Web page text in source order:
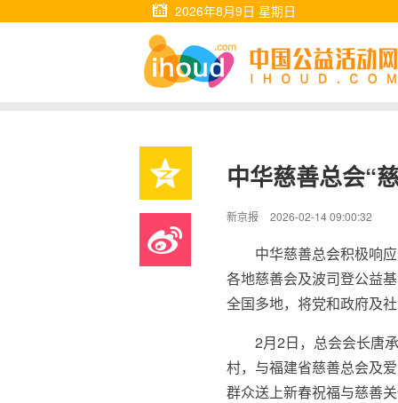
2026年8月9日 星期日
中华慈善总会“
新京报 2026-02-14 09:00:32
中华慈善总会积极响
各地慈善会及波司登公益
全国多地，将党和政府及
2月2日，总会会长唐
村，与福建省慈善总会及
群众送上新春祝福与慈善